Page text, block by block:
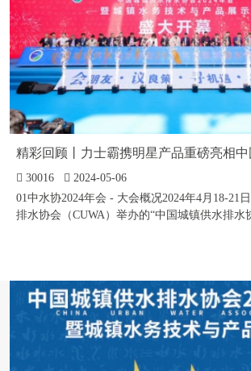
精彩回顾丨力士霸携明星产品重磅亮相中
30016
2024-05-06
01中水协2024年会 - 大会概况2024年4月18-21
排水协会（CUWA）举办的“中国城镇供水排水
务技术与产品展示会”在青岛世博城国际展览中
年会秉承“会朋友、议良策、寻机遇、求发展”
会全体...